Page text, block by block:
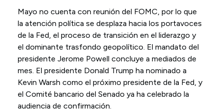
Mayo no cuenta con reunión del FOMC, por lo que
la atención política se desplaza hacia los portavoces
de la Fed, el proceso de transición en el liderazgo y
el dominante trasfondo geopolítico. El mandato del
presidente Jerome Powell concluye a mediados de
mes. El presidente Donald Trump ha nominado a
Kevin Warsh como el próximo presidente de la Fed, y
el Comité bancario del Senado ya ha celebrado la
audiencia de confirmación.